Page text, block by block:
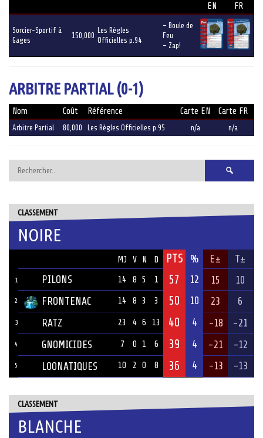
EN
FR
Sorcier-Sportif à
Gages
150,000
Les Règles
Officielles p.94
– Boule de
Feu
– Zap!
ARBITRE PARTIAL (0-1)
Nom Coût Référence Carte EN Carte FR
Arbitre Partial 80,000 Les Règles Officielles p.95 n/a n/a
Rechercher :
CLASSEMENT
NOIRE
MJ V N D PTS % E± T±
1 PILONS 14 8 5 1 57 12 15 10
2 FRONTENAC 14 8 3 3 50 10 23 6
3 RATZ 23 4 6 13 40 4 -18 -21
4 GNOMICIDES 7 0 1 6 39 4 -21 -12
5 LOONATIQUES 10 2 0 8 36 4 -13 -13
CLASSEMENT
BLANCHE